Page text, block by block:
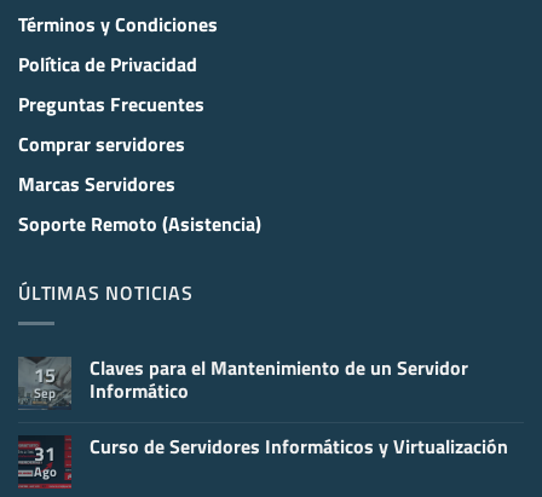
Términos y Condiciones
Política de Privacidad
Preguntas Frecuentes
Comprar servidores
Marcas Servidores
Soporte Remoto (Asistencia)
ÚLTIMAS NOTICIAS
15
Sep
Claves para el Mantenimiento de un Servidor
Informático
comentarios
31
Ago
Curso de Servidores Informáticos y Virtualización